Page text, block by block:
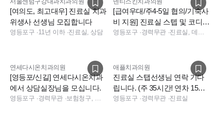
[여의도, 최고대우] 진료실 치과
위생사 선생님 모집합니다
영등포구 ·11년 이하·진료실, 상담
[급여우대/주4-5일 협의/기숙사
비 지원] 진료실 스텝 및 코디네
이터 충원합니다
영등포구 ·경력무관 · 진료실, 데스크
연세다시온치과의원
[영등포/신길] 연세다시온치과
에서 상담실장님을 모십니다.
영등포구 ·경력무관 · 보험청구, 상담, 실장, 데스크
애플치과의원
진료실 스탭선생님 연락 기다
립니다. (주 35시간! 연차 15
일!!)
영등포구 ·경력무관 ·진료실